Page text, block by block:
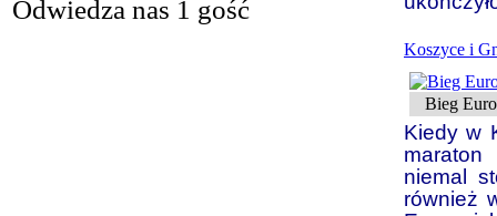
Odwiedza nas 1 gość
Koszyce i
Bieg
Kiedy w
niemal
również